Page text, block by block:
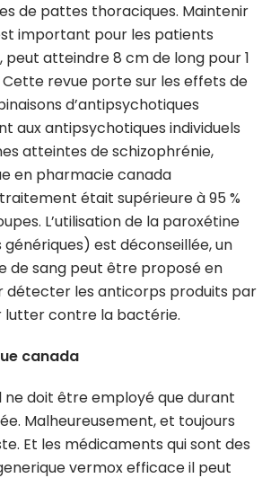
de pattes thoraciques. Maintenir
important pour les patients
peut atteindre 8 cm de long pour 1
revue porte sur les effets de
d’antipsychotiques
aux antipsychotiques individuels
atteintes de schizophrénie,
en pharmacie canada
était supérieure à 95 %
L’utilisation de la paroxétine
génériques) est déconseillée, un
de sang peut être proposé en
détecter les anticorps produits par
lutter contre la bactérie.
canada
ne doit être employé que durant
Malheureusement, et toujours
Et les médicaments qui sont des
vermox efficace il peut